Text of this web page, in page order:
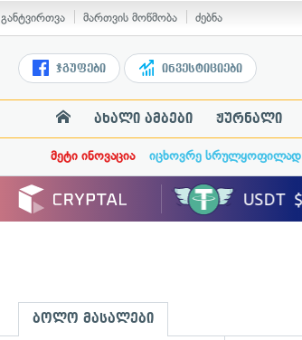
განტვირთვა მართვის მოწმობა ძებნა
ჯგუფები ინვესტიციები
ახალი ამბები ჟურნალი
მეტი ინოვაცია იცხოვრე სრულყოფილად
ბოლო მასალები